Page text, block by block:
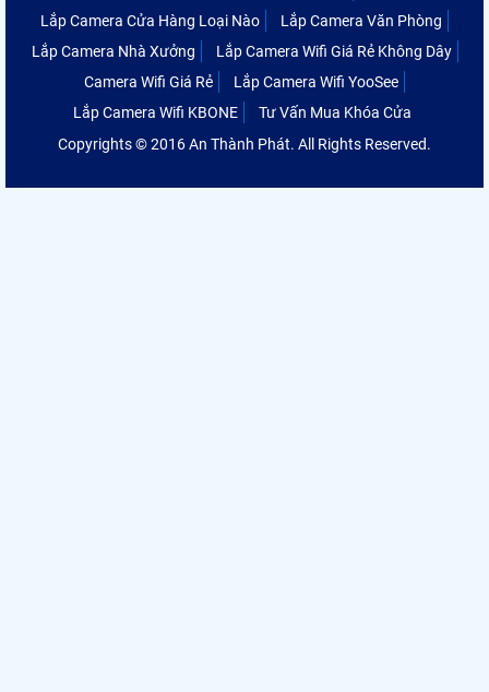
Lắp Camera Cửa Hàng Loại Nào
Lắp Camera Văn Phòng
Lắp Camera Nhà Xưởng
Lắp Camera Wifi Giá Rẻ Không Dây
Camera Wifi Giá Rẻ
Lắp Camera Wifi YooSee
Lắp Camera Wifi KBONE
Tư Vấn Mua Khóa Cửa
Copyrights © 2016 An Thành Phát. All Rights Reserved.